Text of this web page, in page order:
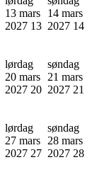
13 mars
2027 13
14 mars
2027 14
lørdag
20 mars
2027 20
søndag
21 mars
2027 21
lørdag
27 mars
2027 27
søndag
28 mars
2027 28